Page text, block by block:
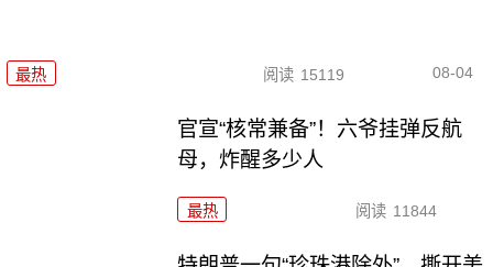
最热 阅读 15119 08-04
官宣“核常兼备”！六爷挂弹反航
母，炸醒多少人
最热 阅读 11844